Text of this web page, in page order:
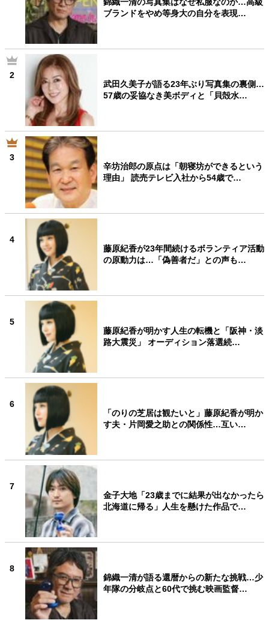
ブランドをやめ等身大の自分を表現…
2
武田久美子が語る23年ぶり写真集の裏側…
57歳の妥協なき美ボディと「貝殻水…
3
辛坊治郎の原点は「朝寝坊ができるという
理由」 読売テレビ入社から54歳で…
4
藤原紀香が23年間続けるボランティア活動
の原動力は…「偽善者だ」との声も…
5
藤原紀香が明かす人生の転機と「阪神・淡
路大震災」 オーディション落選続…
6
「のりの芝居は観たいと」藤原紀香が明か
す夫・片岡愛之助との関係性…互い…
7
金子大地「23歳までに結果が出なかったら
北海道に帰る」人生を懸けた作品で…
8
錦織一清が語る還暦からの新たな挑戦…少
年隊の分岐点と60代で挑む映画監督…